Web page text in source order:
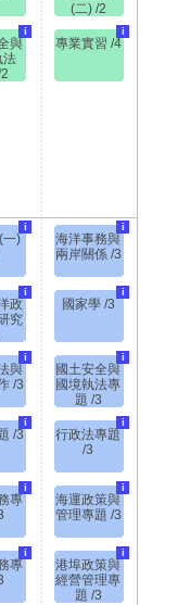
與
法
i
(二) /2
專業實習 /4
i
一)
i
政
究
i
與
/3
i
/3
i
專
i
專
i
海洋事務與
兩岸關係 /3
i
國家學 /3
i
國土安全與
國境執法專
題 /3
i
行政法專題
/3
i
海運政策與
管理專題 /3
i
港埠政策與
經營管理專
題 /3
i